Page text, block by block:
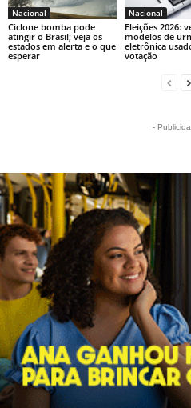
Nacional
Ciclone bomba pode
atingir o Brasil; veja os
estados em alerta e o que
esperar
Nacional
Eleições 2026:
modelos de
eletrônica
votação
-